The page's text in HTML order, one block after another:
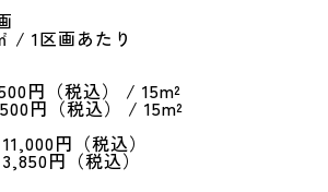
/ 1区画あたり
（税込） / 15m²
円（税込） / 15m²
円（税込）
円（税込）